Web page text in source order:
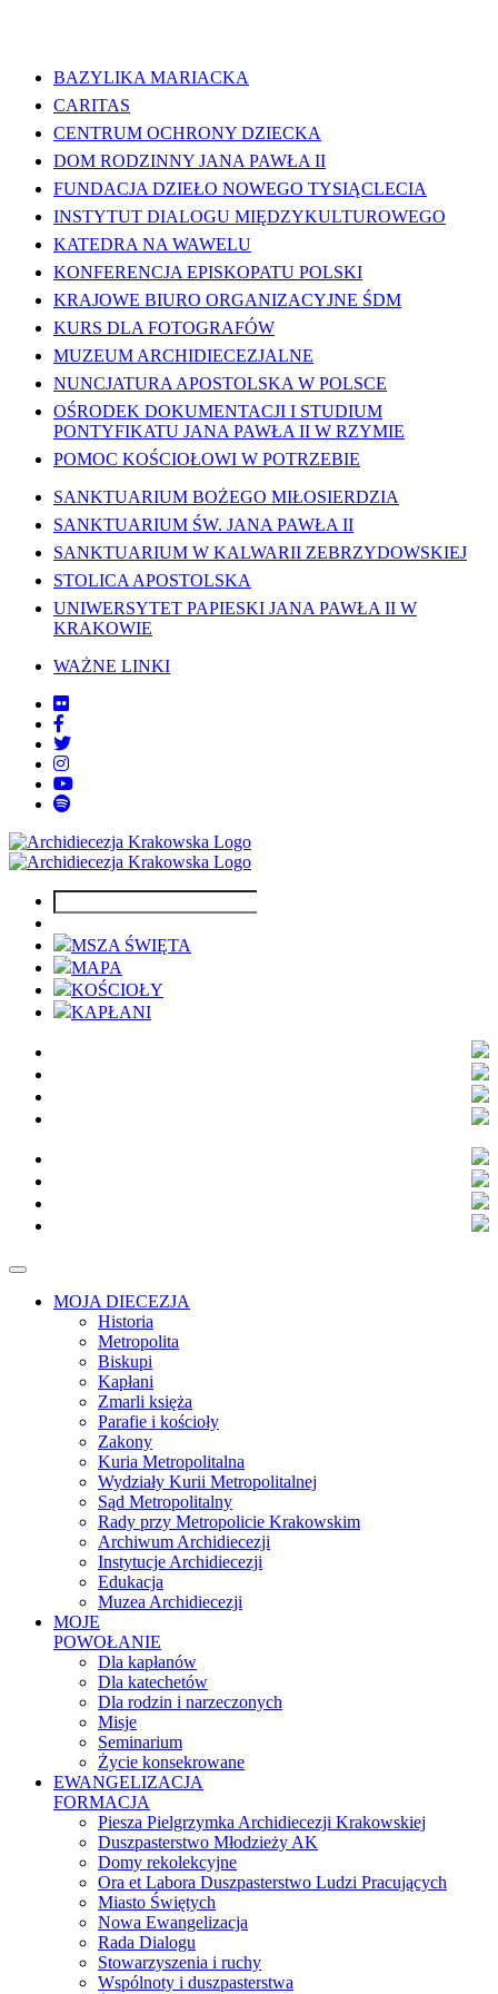
BAZYLIKA MARIACKA
CARITAS
CENTRUM OCHRONY DZIECKA
DOM RODZINNY JANA PAWŁA II
FUNDACJA DZIEŁO NOWEGO TYSIĄCLECIA
INSTYTUT DIALOGU MIĘDZYKULTUROWEGO
KATEDRA NA WAWELU
KONFERENCJA EPISKOPATU POLSKI
KRAJOWE BIURO ORGANIZACYJNE ŚDM
KURS DLA FOTOGRAFÓW
MUZEUM ARCHIDIECEZJALNE
NUNCJATURA APOSTOLSKA W POLSCE
OŚRODEK DOKUMENTACJI I STUDIUM
PONTYFIKATU JANA PAWŁA II W RZYMIE
POMOC KOŚCIOŁOWI W POTRZEBIE
SANKTUARIUM BOŻEGO MIŁOSIERDZIA
SANKTUARIUM ŚW. JANA PAWŁA II
SANKTUARIUM W KALWARII ZEBRZYDOWSKIEJ
STOLICA APOSTOLSKA
UNIWERSYTET PAPIESKI JANA PAWŁA II W
KRAKOWIE
WAŻNE LINKI
MSZA ŚWIĘTA
MAPA
KOŚCIOŁY
KAPŁANI
MOJA DIECEZJA
Historia
Metropolita
Biskupi
Kapłani
Zmarli księża
Parafie i kościoły
Zakony
Kuria Metropolitalna
Wydziały Kurii Metropolitalnej
Sąd Metropolitalny
Rady przy Metropolicie Krakowskim
Archiwum Archidiecezji
Instytucje Archidiecezji
Edukacja
Muzea Archidiecezji
MOJE
POWOŁANIE
Dla kapłanów
Dla katechetów
Dla rodzin i narzeczonych
Misje
Seminarium
Życie konsekrowane
EWANGELIZACJA
FORMACJA
Piesza Pielgrzymka Archidiecezji Krakowskiej
Duszpasterstwo Młodzieży AK
Domy rekolekcyjne
Ora et Labora Duszpasterstwo Ludzi Pracujących
Miasto Świętych
Nowa Ewangelizacja
Rada Dialogu
Stowarzyszenia i ruchy
Wspólnoty i duszpasterstwa